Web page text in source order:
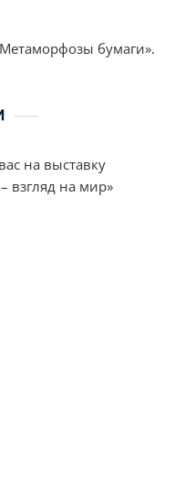
бумаги».
на выставку
взгляд на мир»